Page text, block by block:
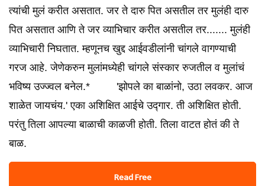
त्यांची मुलं करीत असतात. जर ते दारु पित असतील तर मुलंही दारु
पित असतात आणि ते जर व्याभिचार करीत असतील तर....... मुलंही
व्याभिचारी निघतात. म्हणूनच खुद्द आईवडीलांनी चांगले वागण्याची
गरज आहे. जेणेकरुन मुलांमध्येही चांगले संस्कार रुजतील व मुलांचं
भविष्य उज्ज्वल बनेल.* 'झोपले का बाळांनो, उठा लवकर. आज
शाळेत जायचंय.' एका अशिक्षित आईचे उद्गार. ती अशिक्षित होती.
परंतु तिला आपल्या बाळाची काळजी होती. तिला वाटत होतं की ते
बाळ.
Read Free